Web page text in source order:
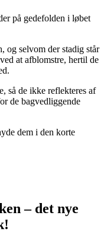
på gedefolden i løbet
og selvom der stadig står
at afblomstre, hertil de
så de ikke reflekteres af
de bagvedliggende
dem i den korte
– det nye